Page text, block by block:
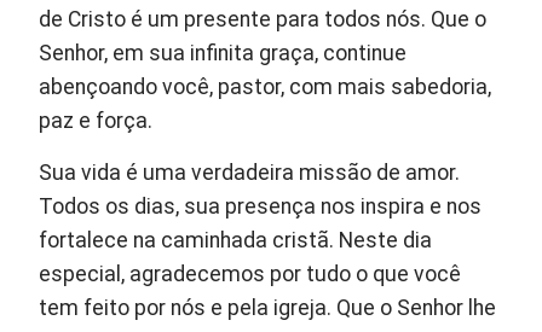
de Cristo é um presente para todos nós. Que o
Senhor, em sua infinita graça, continue
abençoando você, pastor, com mais sabedoria,
paz e força.
Sua vida é uma verdadeira missão de amor.
Todos os dias, sua presença nos inspira e nos
fortalece na caminhada cristã. Neste dia
especial, agradecemos por tudo o que você
tem feito por nós e pela igreja. Que o Senhor lhe